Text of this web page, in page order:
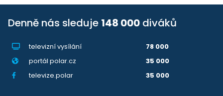
Denně nás sleduje 148 000 diváků
televizní vysílání
78 000
portál polar.cz
35 000
televize.polar
35 000